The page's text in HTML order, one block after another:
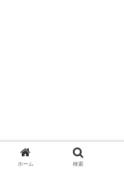
ホーム 検索